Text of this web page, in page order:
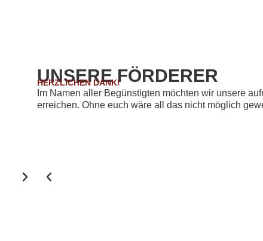
UNSERE FÖRDERER
HERZLICHEN DANK!
Im Namen aller Begünstigten möchten wir unsere
erreichen. Ohne euch wäre all das nicht möglich